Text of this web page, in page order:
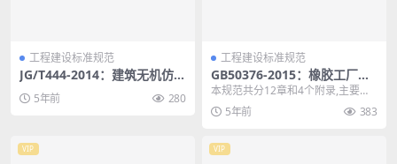
工程建设标准规范
JG/T444-2014：建筑无机仿砖
涂料
5年前 280
工程建设标准规范
GB50376-2015：橡胶工厂节
能设计规范
本规范共分12章和4个附录,主要技
术内容包括:总则;术语;基本规定;总
图、建筑与...
5年前 383
VIP VIP